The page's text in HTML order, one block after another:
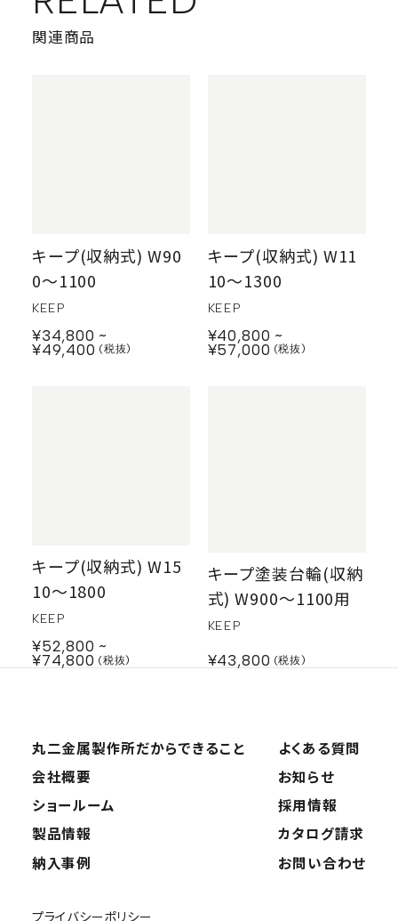
関連商品
キープ(収納式) W90
0〜1100
KEEP
¥34,800
¥49,400
キープ(収納式) W11
10〜1300
KEEP
¥40,800
¥57,000
キープ(収納式) W15
10〜1800
KEEP
¥52,800
¥74,800
キープ塗装台輪(収納
式) W900〜1100用
KEEP
¥43,800
丸二金属製作所だからできること
会社概要
ショールーム
製品情報
納入事例
よくある質問
お知らせ
採用情報
カタログ請求
お問い合わせ
プライバシーポリシー